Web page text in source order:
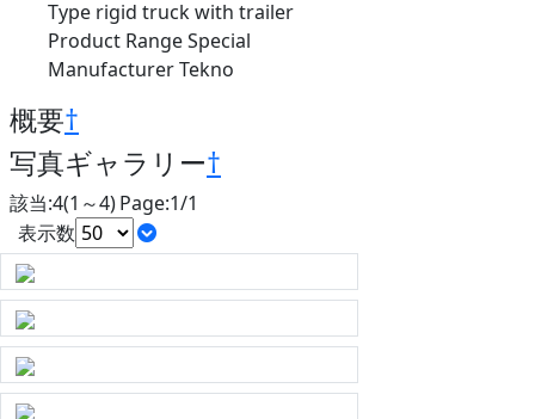
Type rigid truck with trailer
Product Range Special
Manufacturer Tekno
概要†
写真ギャラリー†
該当:4(1～4) Page:1/1
表示数